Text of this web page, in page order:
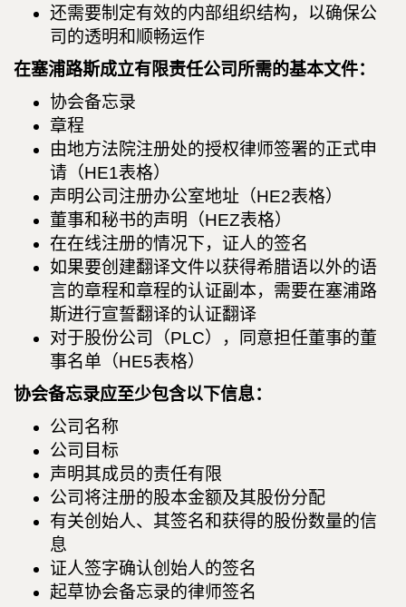
还需要制定有效的内部组织结构，以确保公
司的透明和顺畅运作
在塞浦路斯成立有限责任公司所需的基本文件：
协会备忘录
章程
由地方法院注册处的授权律师签署的正式申
请（HE1表格）
声明公司注册办公室地址（HE2表格）
董事和秘书的声明（HEZ表格）
在在线注册的情况下，证人的签名
如果要创建翻译文件以获得希腊语以外的语
言的章程和章程的认证副本，需要在塞浦路
斯进行宣誓翻译的认证翻译
对于股份公司（PLC），同意担任董事的董
事名单（HE5表格）
协会备忘录应至少包含以下信息：
公司名称
公司目标
声明其成员的责任有限
公司将注册的股本金额及其股份分配
有关创始人、其签名和获得的股份数量的信
息
证人签字确认创始人的签名
起草协会备忘录的律师签名